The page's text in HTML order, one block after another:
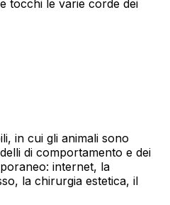
tocchi le varie corde dei
in cui gli animali sono
di comportamento e dei
internet, la
la chirurgia estetica, il